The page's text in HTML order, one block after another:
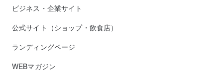
ビジネス・企業サイト
公式サイト（ショップ・飲食店）
ランディングページ
WEBマガジン